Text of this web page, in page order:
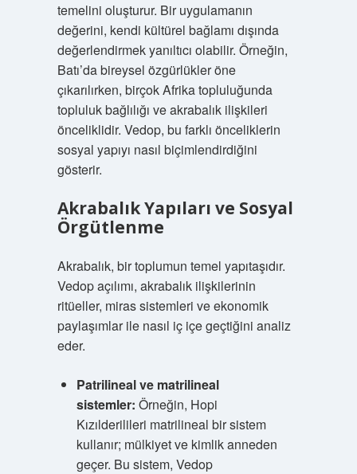
temelini oluşturur. Bir uygulamanın
değerini, kendi kültürel bağlamı dışında
değerlendirmek yanıltıcı olabilir. Örneğin,
Batı’da bireysel özgürlükler öne
çıkarılırken, birçok Afrika topluluğunda
topluluk bağlılığı ve akrabalık ilişkileri
önceliklidir. Vedop, bu farklı önceliklerin
sosyal yapıyı nasıl biçimlendirdiğini
gösterir.
Akrabalık Yapıları ve Sosyal
Örgütlenme
Akrabalık, bir toplumun temel yapıtaşıdır.
Vedop açılımı, akrabalık ilişkilerinin
ritüeller, miras sistemleri ve ekonomik
paylaşımlar ile nasıl iç içe geçtiğini analiz
eder.
Patrilineal ve matrilineal
sistemler: Örneğin, Hopi
Kızılderilileri matrilineal bir sistem
kullanır; mülkiyet ve kimlik anneden
geçer. Bu sistem, Vedop